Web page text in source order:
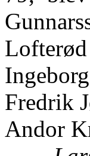
Fredrik
Andor